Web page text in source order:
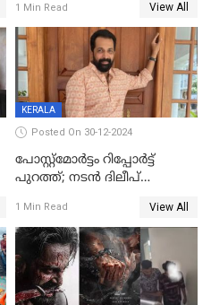
തീയതി പുറത്ത്
1 Min Read View All
KERALA
Posted On 30-12-2024
പോസ്റ്റ്‌മോര്‍ട്ടം റിപ്പോര്‍ട്ട്
പുറത്ത്; നടൻ ദിലീപ്
ആന്തരിക രക്തസ്രാവം
1 Min Read View All